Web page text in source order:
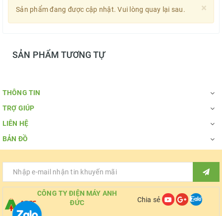
×
Sản phẩm đang được cập nhật. Vui lòng quay lại sau.
SẢN PHẨM TƯƠNG TỰ
THÔNG TIN
TRỢ GIÚP
LIÊN HỆ
BẢN ĐỒ
CÔNG TY ĐIỆN MÁY ANH
ĐỨC
Chia sẻ